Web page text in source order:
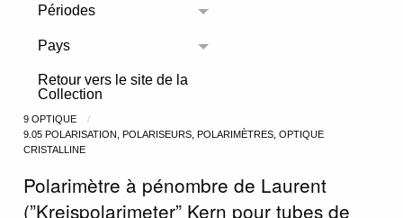
Périodes
Toggle menu
Pays
Toggle menu
Retour vers le site de la
Collection
9 OPTIQUE
9.05 POLARISATION, POLARISEURS, POLARIMÈTRES, OPTIQUE
CRISTALLINE
Polarimètre à pénombre de Laurent
(”Kreispolarimeter” Kern pour tubes de